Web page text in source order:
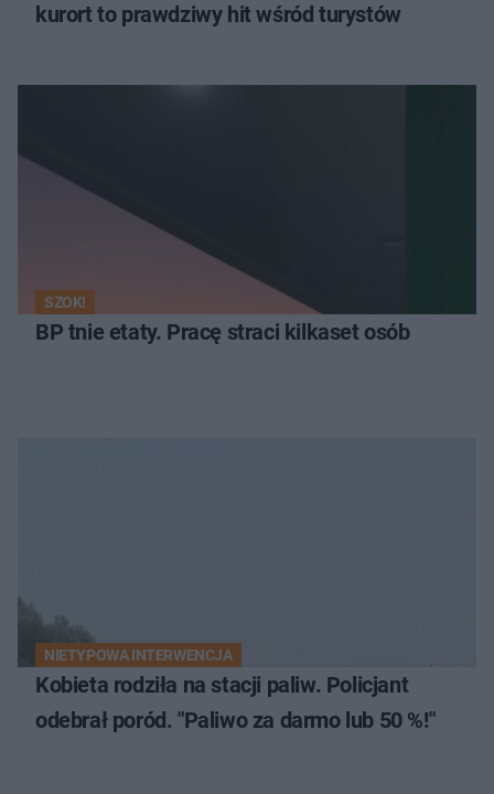
kurort to prawdziwy hit wśród turystów
SZOK!
BP tnie etaty. Pracę straci kilkaset osób
NIETYPOWA INTERWENCJA
Kobieta rodziła na stacji paliw. Policjant
odebrał poród. "Paliwo za darmo lub 50 %!"